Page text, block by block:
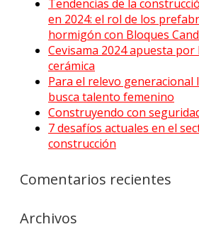
Tendencias de la
en 2024: el rol de los
hormigón con Bloques
Cevisama 2024 apuesta
cerámica
Para el relevo generacional
busca talento femenino
Construyendo con
7 desafíos actuales en el
construcción
Comentarios recientes
Archivos